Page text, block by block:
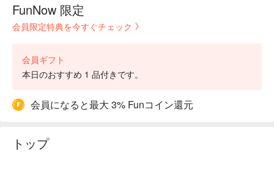
FunNow 限定
会員限定特典を今すぐチェック
会員ギフト
本日のおすすめ 1 品付きです。
会員になると最大 3% Funコイン還元
トップ